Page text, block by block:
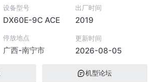
设备型号
DX60E-9C ACE
出厂时间
2019
停放地点
广西-南宁市
更新时间
2026-08-05
机型论坛